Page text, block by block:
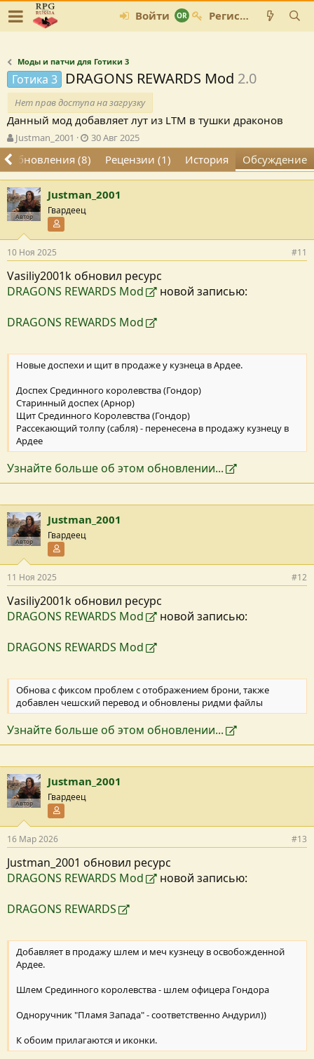
Войти Регистрация
Моды и патчи для Готики 3
Готика 3 DRAGONS REWARDS Mod 2.0
Нет прав доступа на загрузку
Данный мод добавляет лут из LTM в тушки драконов
А
в
о
р
т
е
ы
Justman_2001
Д
а
т
а
о
а
и
я
30 Авг 2025
Обновления (8) Рецензии (1) История Обсуждение
Автор
Justman_2001
Гвардеец
10 Ноя 2025 #11
Vasiliy2001k обновил ресурс
DRAGONS REWARDS Mod
новой записью:
DRAGONS REWARDS Mod
Новые доспехи и щит в продаже у кузнеца в Ардее.
Доспех Срединного королевства (Гондор)
Старинный доспех (Арнор)
Щит Срединного Королевства (Гондор)
Рассекающий толпу (сабля) - перенесена в продажу кузнецу в
Ардее
Узнайте больше об этом обновлении...
Автор
Justman_2001
Гвардеец
11 Ноя 2025 #12
Vasiliy2001k обновил ресурс
DRAGONS REWARDS Mod
новой записью:
DRAGONS REWARDS Mod
Обнова с фиксом проблем с отображением брони, также
добавлен чешский перевод и обновлены ридми файлы
Узнайте больше об этом обновлении...
Автор
Justman_2001
Гвардеец
16 Мар 2026 #13
Justman_2001 обновил ресурс
DRAGONS REWARDS Mod
новой записью:
DRAGONS REWARDS
Добавляет в продажу шлем и меч кузнецу в освобожденной
Ардее.
Шлем Срединного королевства - шлем офицера Гондора
Одноручник "Пламя Запада" - соответственно Андурил))
К обоим прилагаются и иконки.